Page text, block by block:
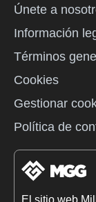
Únete a
Información
Términos
Cookies
Gestionar
Política de
El sitio web